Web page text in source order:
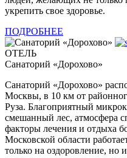
укрепить свое здоровье.
ПОДРОБНЕЕ
ОТЕЛЬ
Санаторий «Дорохово»
Санаторий «Дорохово»
Москвы, в 10 км от
Руза. Благоприятный
смешанный лес, атмосфера
факторы лечения и отдыха
Московской области
только на оздоровление, но